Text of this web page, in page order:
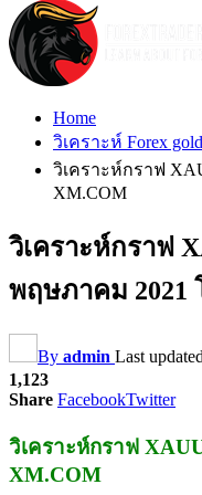
Home
วิเคราะห์ Forex
วิเคราะห์กราฟ
XM.COM
วิเคราะห์กราฟ
พฤษภาคม 2021
By admin Last updated
1,123
Share FacebookTwitter
วิเคราะห์กราฟ
XM.COM